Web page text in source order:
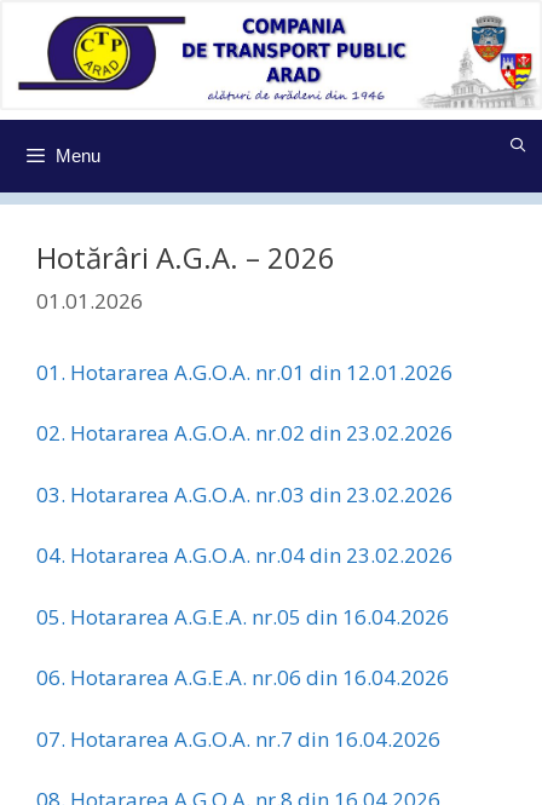
conținut
Menu
Hotărâri A.G.A. – 2026
01.01.2026
01. Hotararea A.G.O.A. nr.01 din 12.01.2026
02. Hotararea A.G.O.A. nr.02 din 23.02.2026
03. Hotararea A.G.O.A. nr.03 din 23.02.2026
04. Hotararea A.G.O.A. nr.04 din 23.02.2026
05. Hotararea A.G.E.A. nr.05 din 16.04.2026
06. Hotararea A.G.E.A. nr.06 din 16.04.2026
07. Hotararea A.G.O.A. nr.7 din 16.04.2026